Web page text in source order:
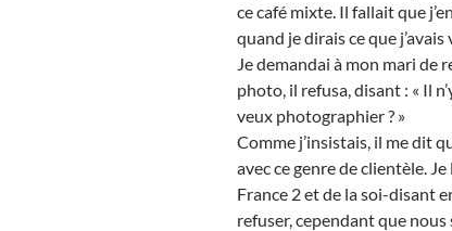
ce café mixte. Il fallait que
quand je dirais ce que j’avais
Je demandai à mon mari de
photo, il refusa, disant : « Il
veux photographier ? »
Comme j’insistais, il me dit
avec ce genre de clientèle.
France 2 et de la soi-disant
refuser, cependant que